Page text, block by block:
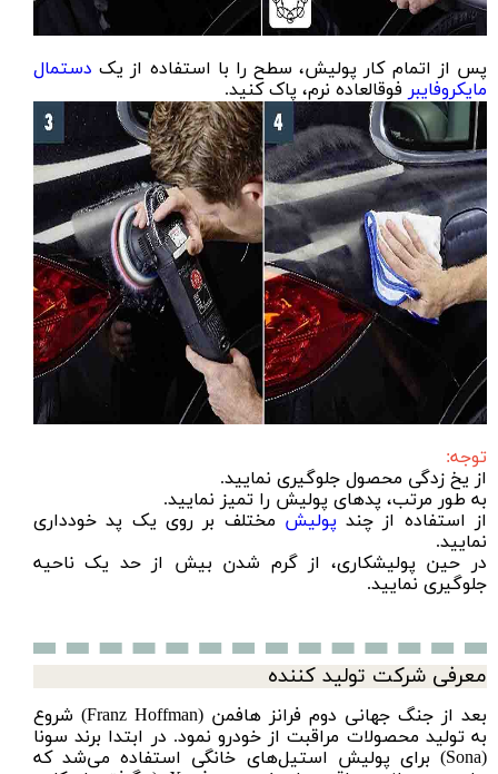
پس از اتمام کار پولیش، سطح را با استفاده از یکدستمال
مایکروفایبر فوقالعاده نرم، پاک کنید.
توجه:
از یخ زدگی محصول جلوگیری نمایید.
به طور مرتب، پدهای پولیش را تمیز نمایید.
از استفاده از چند پولیش مختلف بر روی یک پد خودداری
نمایید.
در حین پولیشکاری، از گرم شدن بیش از حد یک ناحیه
جلوگیری نمایید.
معرفی شرکت تولید کننده
بعد از جنگ جهانی دوم فرانز هافمن (Franz Hoffman) شروع
به تولید محصولات مراقبت از خودرو نمود. در ابتدا برند سونا
(Sona) برای پولیش استیل‌های خانگی استفاده می‌شد که